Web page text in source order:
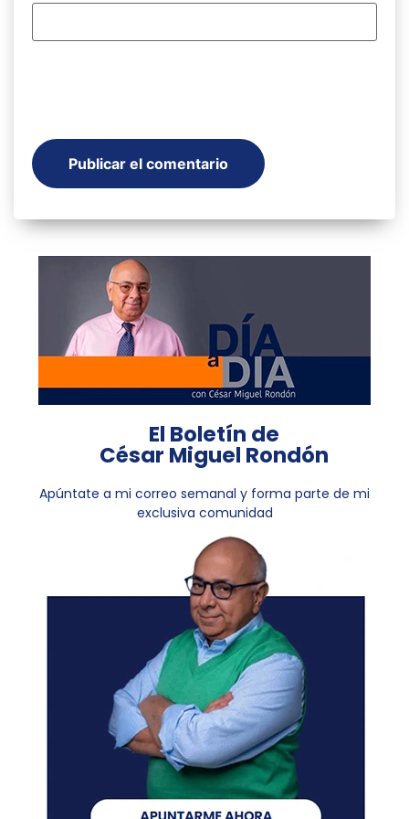
El Boletín de
César Miguel Rondón
Apúntate a mi correo semanal y forma parte de mi
exclusiva comunidad